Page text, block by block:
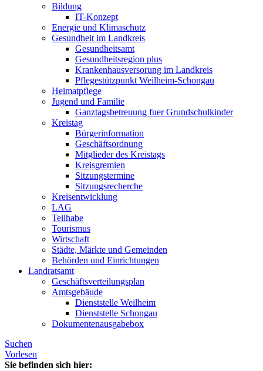
Bildung
IT-Konzept
Energie und Klimaschutz
Gesundheit im Landkreis
Gesundheitsamt
Gesundheitsregion plus
Krankenhausversorung im Landkreis
Pflegestützpunkt Weilheim-Schongau
Heimatpflege
Jugend und Familie
Ganztagsbetreuung fuer Grundschulkinder
Kreistag
Bürgerinformation
Geschäftsordnung
Mitglieder des Kreistags
Kreisgremien
Sitzungstermine
Sitzungsrecherche
Kreisentwicklung
LAG
Teilhabe
Tourismus
Wirtschaft
Städte, Märkte und Gemeinden
Behörden und Einrichtungen
Landratsamt
Geschäftsverteilungsplan
Amtsgebäude
Dienststelle Weilheim
Dienststelle Schongau
Dokumentenausgabebox
Suchen
Vorlesen
Sie befinden sich hier: